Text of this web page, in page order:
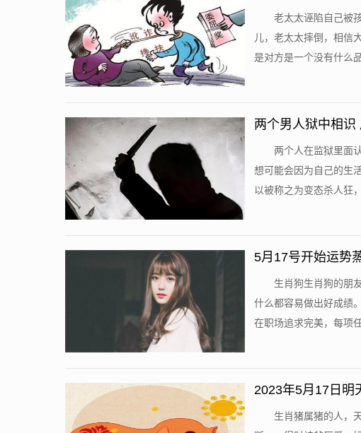
老太太诬陷自己被
儿，老太太摔倒，相信
是对方是一个没有什么
两个男人狱中相识
两个人在监狱里面
想可能会因为自己的生
以被称之为变态杀人狂
5月17号开始运势
生肖狗生肖狗的朋
什么都容易做出好成绩
在职场追求完美，每项
2023年5月17日明
生肖猪属猪的人，